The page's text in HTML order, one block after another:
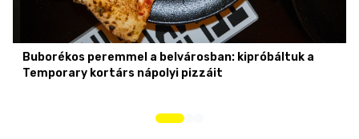
Buborékos peremmel a belvárosban: kipróbáltuk a
Temporary kortárs nápolyi pizzáit